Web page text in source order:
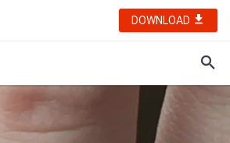
DOWNLOAD